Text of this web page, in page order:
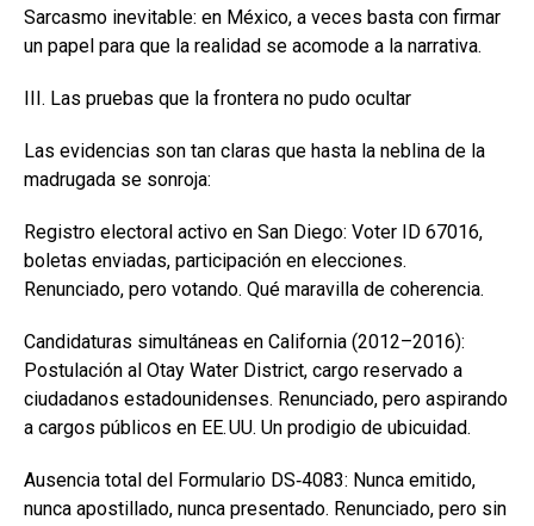
Sarcasmo inevitable: en México, a veces basta con firmar
un papel para que la realidad se acomode a la narrativa.
III. Las pruebas que la frontera no pudo ocultar
Las evidencias son tan claras que hasta la neblina de la
madrugada se sonroja:
Registro electoral activo en San Diego: Voter ID 67016,
boletas enviadas, participación en elecciones.
Renunciado, pero votando. Qué maravilla de coherencia.
Candidaturas simultáneas en California (2012–2016):
Postulación al Otay Water District, cargo reservado a
ciudadanos estadounidenses. Renunciado, pero aspirando
a cargos públicos en EE. UU. Un prodigio de ubicuidad.
Ausencia total del Formulario DS‑4083: Nunca emitido,
nunca apostillado, nunca presentado. Renunciado, pero sin